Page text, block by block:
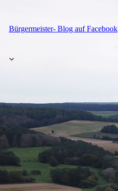
Bürgermeister- Blog auf Facebook